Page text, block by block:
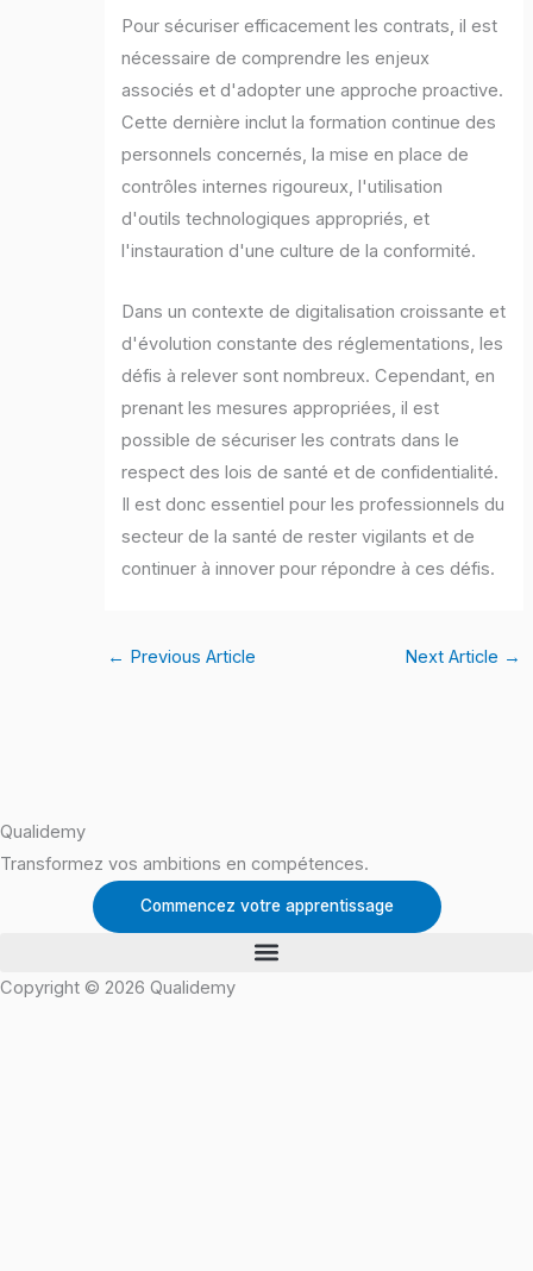
Pour sécuriser efficacement les contrats, il est
nécessaire de comprendre les enjeux
associés et d'adopter une approche proactive.
Cette dernière inclut la formation continue des
personnels concernés, la mise en place de
contrôles internes rigoureux, l'utilisation
d'outils technologiques appropriés, et
l'instauration d'une culture de la conformité.
Dans un contexte de digitalisation croissante et
d'évolution constante des réglementations, les
défis à relever sont nombreux. Cependant, en
prenant les mesures appropriées, il est
possible de sécuriser les contrats dans le
respect des lois de santé et de confidentialité.
Il est donc essentiel pour les professionnels du
secteur de la santé de rester vigilants et de
continuer à innover pour répondre à ces défis.
← Previous Article Next Article →
Qualidemy
Transformez vos ambitions en compétences.
Commencez votre apprentissage
Copyright © 2026 Qualidemy